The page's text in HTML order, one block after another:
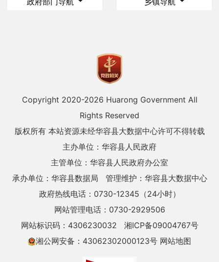
Copyright 2020-2026 Huarong Government All
Rights Reserved
版权所有 本站资源未经华容县大数据中心许可不得转载
主办单位：华容县人民政府
主管单位：华容县人民政府办公室
承办单位：华容县数据局
管理维护：华容县大数据中心
政府热线电话：0730-12345（24小时）
网站管理电话：0730-2929506
网站标识码：4306230032
湘ICP备09004767号
湘公网安备：43062302000123号 网站地图